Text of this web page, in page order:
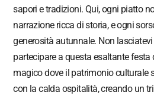
sapori e tradizioni. Qui, ogni piatto
narrazione ricca di storia, e ogni
generosità autunnale. Non
partecipare a questa esaltante festa
magico dove il patrimonio culturale
con la calda ospitalità, creando un